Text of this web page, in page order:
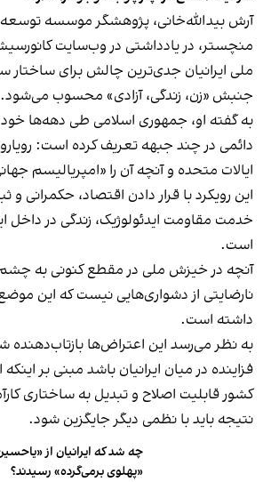
آرش بید‌الله‌خانی، پژوهشگر موسسه
منچستر، در یادداشتی در وب‌سایت
ملی ایرانیان جدی‌ترین چالش برای ساختار
جنبش «زن، زندگی، آزادی» محسوب می‌شود.
به گفته او، جمهوری اسلامی طی دهه‌ها خود
دائمی در چند جبهه تعریف کرده است:
ایالات متحده و آنچه آن را «امپریالیسم
این رویکرد با قرار دادن اقتصاد، حکمرانی و
خدمت مقاومت ایدئولوژیک، زندگی در داخل
است.
آنچه در خیزش ملی در مقطع کنونی به
نارضایتی از دشواری‌هایی نیست که این
داشته است.
به نظر می‌رسد این اعتراض‌ها
فزاینده در میان ایرانیان باشد مبنی بر
کشور قابلیت اصلاح و تبدیل به ساختاری
نتیجه باید با نظمی دیگر جایگزین شود.
چه شد که ایرانیان از
«پهلوی بر‌می‌گرده» رسیدند؟